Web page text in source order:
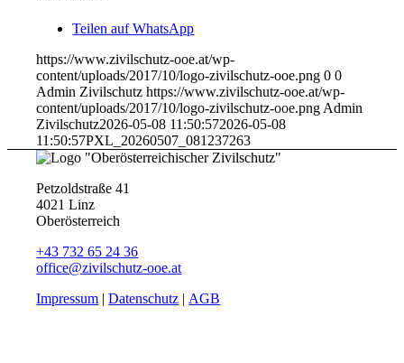
Teilen auf WhatsApp
https://www.zivilschutz-ooe.at/wp-
content/uploads/2017/10/logo-zivilschutz-ooe.png 0 0
Admin Zivilschutz https://www.zivilschutz-ooe.at/wp-
content/uploads/2017/10/logo-zivilschutz-ooe.png Admin
Zivilschutz2026-05-08 11:50:572026-05-08
11:50:57PXL_20260507_081237263
Petzoldstraße 41
4021 Linz
Oberösterreich
+43 732 65 24 36
office@zivilschutz-ooe.at
Impressum |Datenschutz | AGB